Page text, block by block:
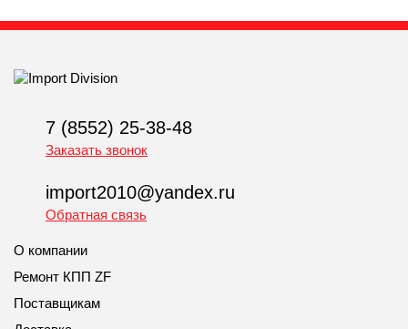
7 (8552) 25-38-48
Заказать звонок
import2010@yandex.ru
Обратная связь
О компании
Ремонт КПП ZF
Поставщикам